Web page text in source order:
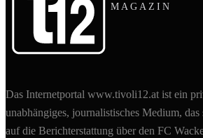
MAGAZIN
Das Internetportal www.tivoli12.at ist ein
unabhängiges, journalistisches Medium, das
auf die Berichterstattung über den FC